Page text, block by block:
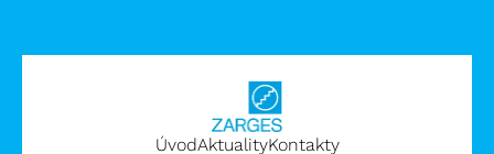
ÚvodAktualityKontakty